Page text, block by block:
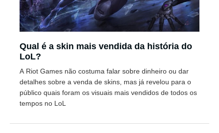
Qual é a skin mais vendida da história do
LoL?
A Riot Games não costuma falar sobre dinheiro ou dar
detalhes sobre a venda de skins, mas já revelou para o
público quais foram os visuais mais vendidos de todos os
tempos no LoL